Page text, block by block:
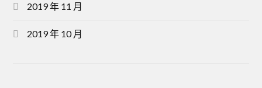
2019 年 11 月
2019 年 10 月